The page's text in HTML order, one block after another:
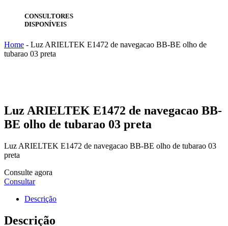
CONSULTORES
DISPONÍVEIS
Home - Luz ARIELTEK E1472 de navegacao BB-BE olho de
tubarao 03 preta
Luz ARIELTEK E1472 de navegacao BB-
BE olho de tubarao 03 preta
Luz ARIELTEK E1472 de navegacao BB-BE olho de tubarao 03
preta
Consulte agora
Consultar
Descrição
Descrição